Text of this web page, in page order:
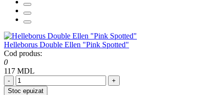
Helleborus Double Ellen "Pink Spotted"
Cod produs:
0
117 MDL
-
+
Stoc epuizat